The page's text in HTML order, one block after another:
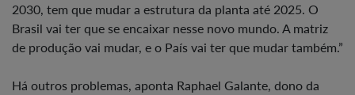
2030, tem que mudar a estrutura da planta até 2025. O
Brasil vai ter que se encaixar nesse novo mundo. A matriz
de produção vai mudar, e o País vai ter que mudar também.”
Há outros problemas, aponta Raphael Galante, dono da